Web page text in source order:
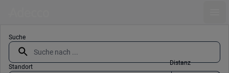
Suche
Standort
Distanz